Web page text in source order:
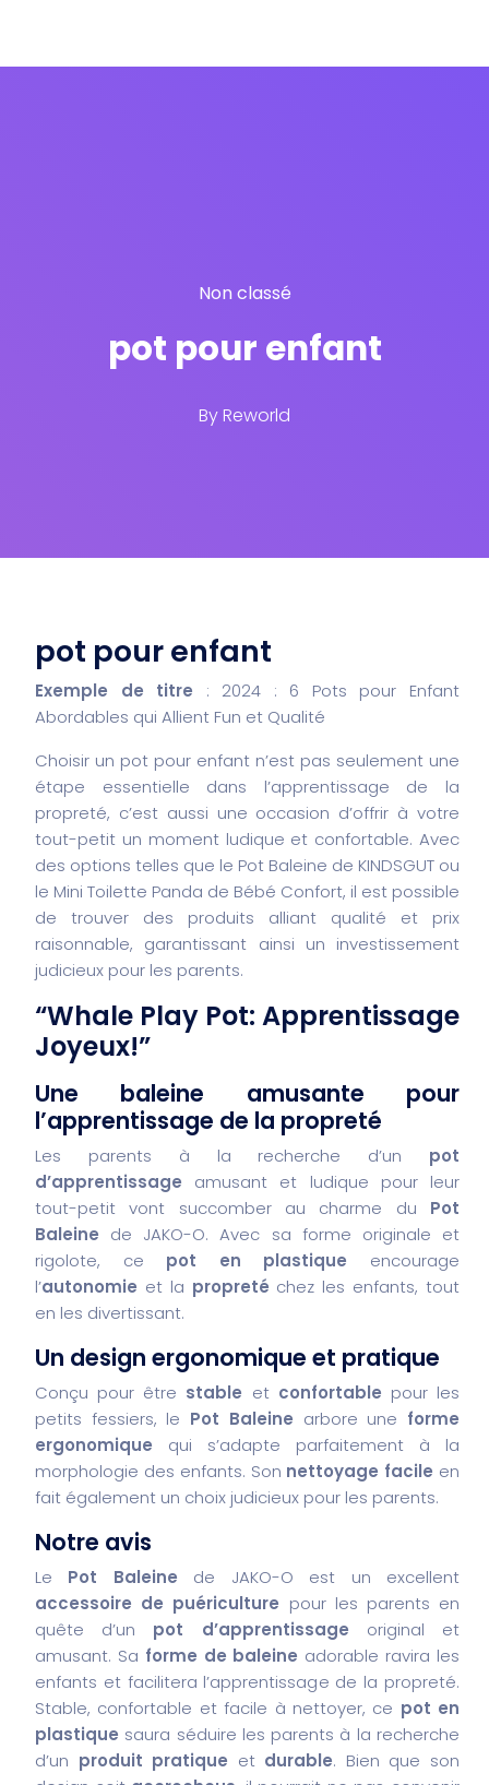
Non classé
pot pour enfant
ByReworld
pot pour enfant
Exemple de titre : 2024 : 6 Pots pour Enfant
Abordables qui Allient Fun et Qualité
Choisir un pot pour enfant n’est pas seulement une
étape essentielle dans l’apprentissage de la
propreté, c’est aussi une occasion d’offrir à votre
tout-petit un moment ludique et confortable. Avec
des options telles que le Pot Baleine de KINDSGUT ou
le Mini Toilette Panda de Bébé Confort, il est possible
de trouver des produits alliant qualité et prix
raisonnable, garantissant ainsi un investissement
judicieux pour les parents.
“Whale Play Pot: Apprentissage
Joyeux!”
Une baleine amusante pour
l’apprentissage de la propreté
Les parents à la recherche d’un pot
d’apprentissage amusant et ludique pour leur
tout-petit vont succomber au charme du Pot
Baleine de JAKO-O. Avec sa forme originale et
rigolote, ce pot en plastique encourage
l’autonomie et la propreté chez les enfants, tout
en les divertissant.
Un design ergonomique et pratique
Conçu pour être stable et confortable pour les
petits fessiers, le Pot Baleine arbore une forme
ergonomique qui s’adapte parfaitement à la
morphologie des enfants. Son nettoyage facile en
fait également un choix judicieux pour les parents.
Notre avis
Le Pot Baleine de JAKO-O est un excellent
accessoire de puériculture pour les parents en
quête d’un pot d’apprentissage original et
amusant. Sa forme de baleine adorable ravira les
enfants et facilitera l’apprentissage de la propreté.
Stable, confortable et facile à nettoyer, ce pot en
plastique saura séduire les parents à la recherche
d’un produit pratique et durable. Bien que son